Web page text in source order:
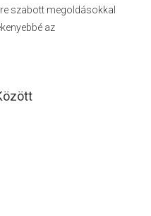
szabott megoldásokkal
az